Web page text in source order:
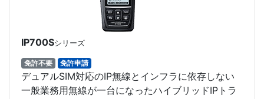
IP700Sシリーズ
免許不要 免許申請
デュアルSIM対応のIP無線とインフラに依存しない
一般業務用無線が一台になったハイブリッドIPトラ